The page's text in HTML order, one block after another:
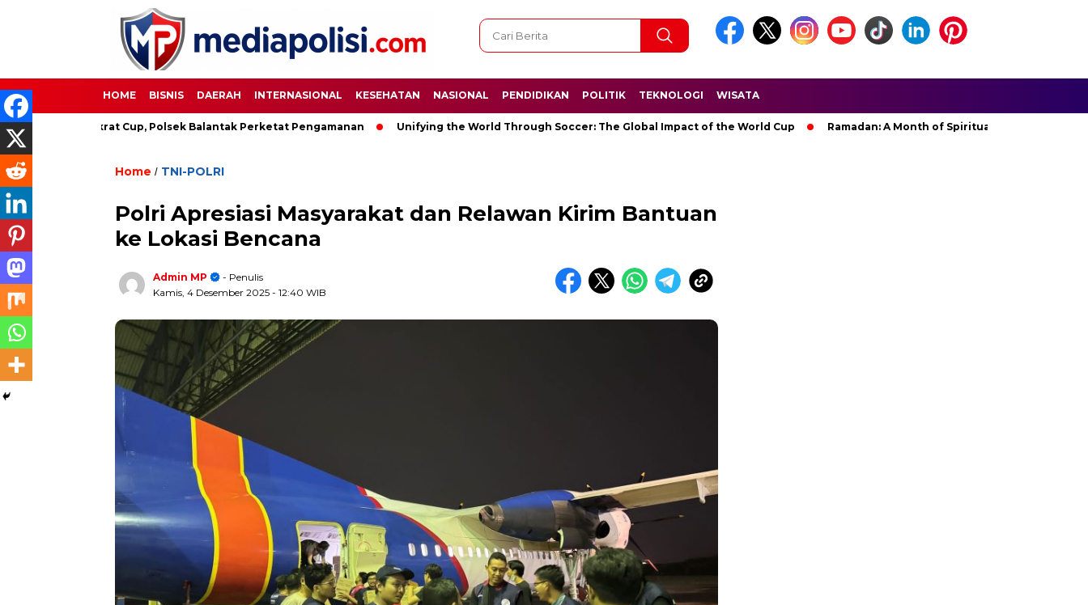
HOME BISNIS DAERAH INTERNASIONAL KESEHATAN NASIONAL PENDIDIKAN POLITIK TEKNOLOGI WISATA
Demokrat Cup, Polsek Balantak Perketat Pengamanan Unifying the World Through Soccer: The Global Impact of the World Cup Ramadan: A Month of Spiritual Reflection, Devotion,
Home / TNI-POLRI
Polri Apresiasi Masyarakat dan Relawan Kirim Bantuan
ke Lokasi Bencana
Admin MP
- Penulis
Kamis, 4 Desember 2025 - 12:40 WIB